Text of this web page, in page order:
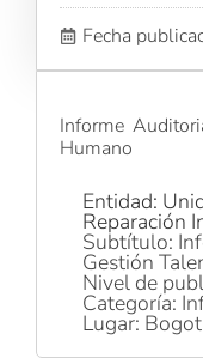
Fecha
Informe
Humano
Entidad:
Reparación
Subtítulo:
Gestión
Nivel de
Categoría:
Lugar: